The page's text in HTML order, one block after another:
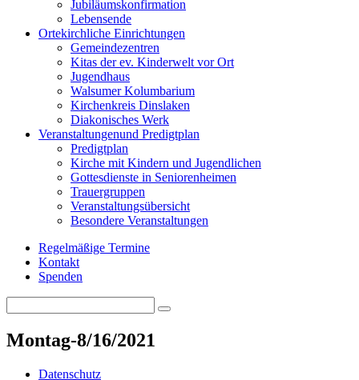
Jubiläumskonfirmation
Lebensende
Ortekirchliche Einrichtungen
Gemeindezentren
Kitas der ev. Kinderwelt vor Ort
Jugendhaus
Walsumer Kolumbarium
Kirchenkreis Dinslaken
Diakonisches Werk
Veranstaltungenund Predigtplan
Predigtplan
Kirche mit Kindern und Jugendlichen
Gottesdienste in Seniorenheimen
Trauergruppen
Veranstaltungsübersicht
Besondere Veranstaltungen
Regelmäßige Termine
Kontakt
Spenden
for:
Search
Montag-8/16/2021
Datenschutz